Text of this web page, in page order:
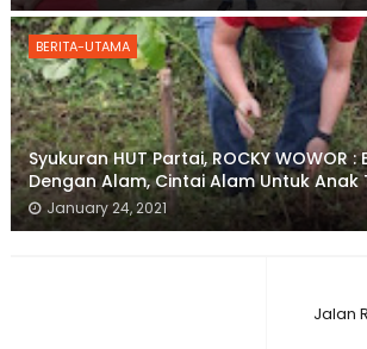
BERITA-UTAMA
Syukuran HUT Partai, ROCKY WOWOR
Dengan Alam, Cintai Alam Untuk Anak
January 24, 2021
Jalan